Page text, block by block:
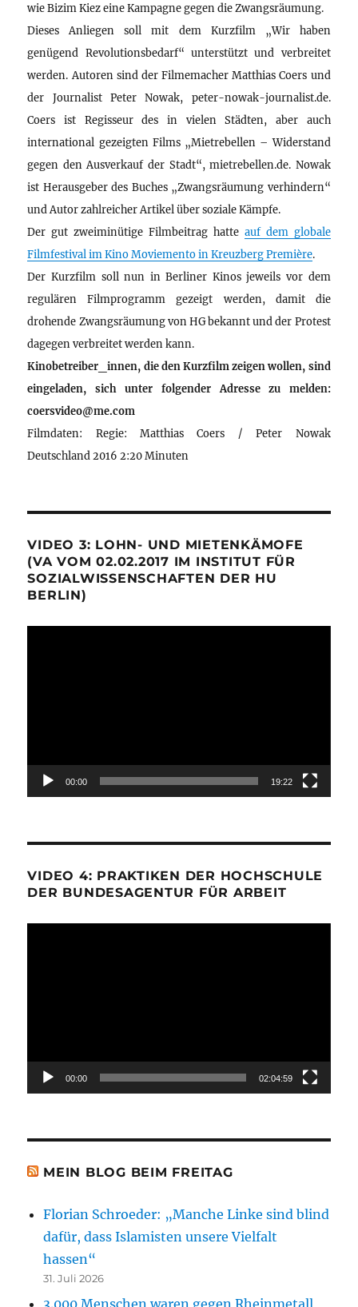
wie Bizim Kiez eine Kampagne gegen die Zwangsräumung.
Dieses Anliegen soll mit dem Kurzfilm „Wir haben
genügend Revolutionsbedarf“ unterstützt und verbreitet
werden. Autoren sind der Filmemacher Matthias Coers und
der Journalist Peter Nowak, peter-nowak-journalist.de.
Coers ist Regisseur des in vielen Städten, aber auch
international gezeigten Films „Mietrebellen – Widerstand
gegen den Ausverkauf der Stadt“, mietrebellen.de. Nowak
ist Herausgeber des Buches „Zwangsräumung verhindern“
und Autor zahlreicher Artikel über soziale Kämpfe.
Der gut zweiminütige Filmbeitrag hatte auf dem globale
Filmfestival im Kino Moviemento in Kreuzberg Première.
Der Kurzfilm soll nun in Berliner Kinos jeweils vor dem
regulären Filmprogramm gezeigt werden, damit die
drohende Zwangsräumung von HG bekannt und der Protest
dagegen verbreitet werden kann.
Kinobetreiber_innen, die den Kurzfilm zeigen wollen, sind
eingeladen, sich unter folgender Adresse zu melden:
coersvideo@me.com
Filmdaten: Regie: Matthias Coers / Peter Nowak
Deutschland 2016 2:20 Minuten
VIDEO 3: LOHN- UND MIETENKÄMOFE
(VA VOM 02.02.2017 IM INSTITUT FÜR
SOZIALWISSENSCHAFTEN DER HU
BERLIN)
00:00 19:22
VIDEO 4: PRAKTIKEN DER HOCHSCHULE
DER BUNDESAGENTUR FÜR ARBEIT
00:00 02:04:59
MEIN BLOG BEIM FREITAG
Florian Schroeder: „Manche Linke sind blind
dafür, dass Islamisten unsere Vielfalt
hassen“
31. Juli 2026
3.000 Menschen waren gegen Rheinmetall